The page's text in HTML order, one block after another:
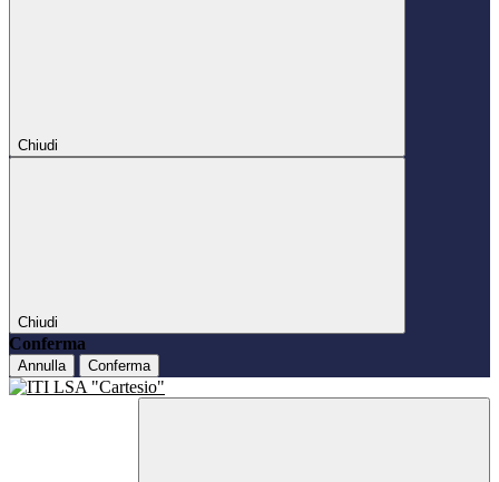
Chiudi
Chiudi
Conferma
Annulla Conferma